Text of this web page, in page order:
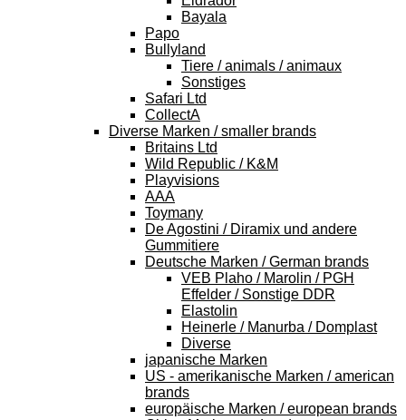
Bayala
Papo
Bullyland
Tiere / animals / animaux
Sonstiges
Safari Ltd
CollectA
Diverse Marken / smaller brands
Britains Ltd
Wild Republic / K&M
Playvisions
AAA
Toymany
De Agostini / Diramix und andere
Gummitiere
Deutsche Marken / German brands
VEB Plaho / Marolin / PGH
Effelder / Sonstige DDR
Elastolin
Heinerle / Manurba / Domplast
Diverse
japanische Marken
US - amerikanische Marken / american
brands
europäische Marken / european brands